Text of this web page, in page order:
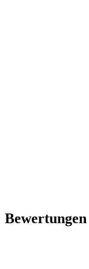
Bewertungen